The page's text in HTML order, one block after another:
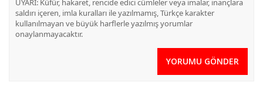
UYARI: Küfür, hakaret, rencide edici cümleler veya imalar, inançlara
saldırı içeren, imla kuralları ile yazılmamış, Türkçe karakter
kullanılmayan ve büyük harflerle yazılmış yorumlar
onaylanmayacaktır.
YORUMU GÖNDER